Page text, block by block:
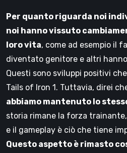
Per quanto riguarda noi
noi hanno vissuto
loro vita, come ad esempio il
diventato genitore e altri
Questi sono sviluppi positivi
Tails of Iron 1. Tuttavia, direi
abbiamo mantenuto lo
storia rimane la forza trainante,
e il gameplay è ciò che tiene
Questo aspetto è rimasto